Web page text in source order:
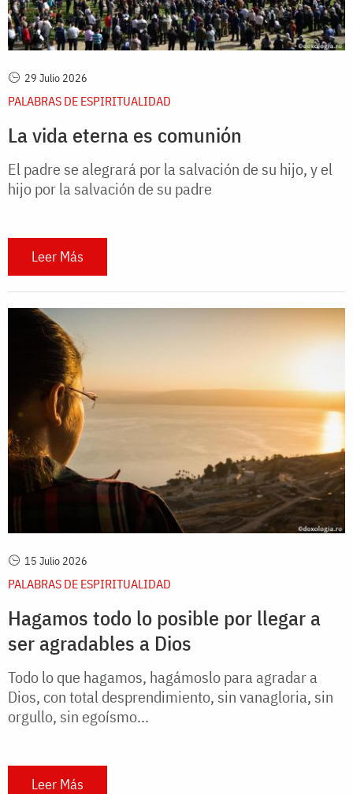
29 Julio 2026
PALABRAS DE ESPIRITUALIDAD
La vida eterna es comunión
El padre se alegrará por la salvación de su hijo, y el
hijo por la salvación de su padre
Leer Más
15 Julio 2026
PALABRAS DE ESPIRITUALIDAD
Hagamos todo lo posible por llegar a
ser agradables a Dios
Todo lo que hagamos, hagámoslo para agradar a
Dios, con total desprendimiento, sin vanagloria, sin
orgullo, sin egoísmo...
Leer Más